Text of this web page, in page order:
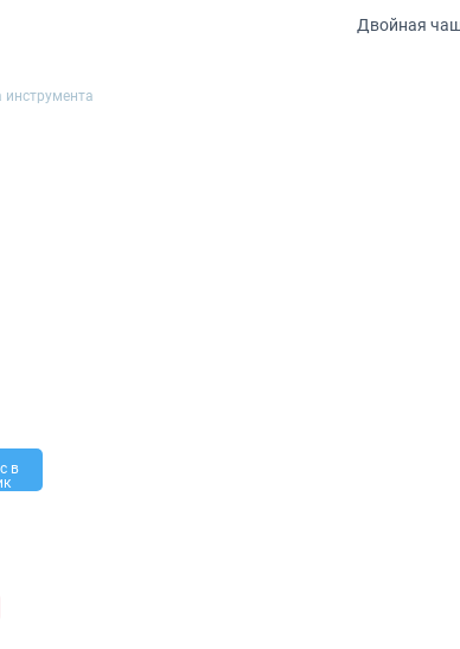
Двойная
в